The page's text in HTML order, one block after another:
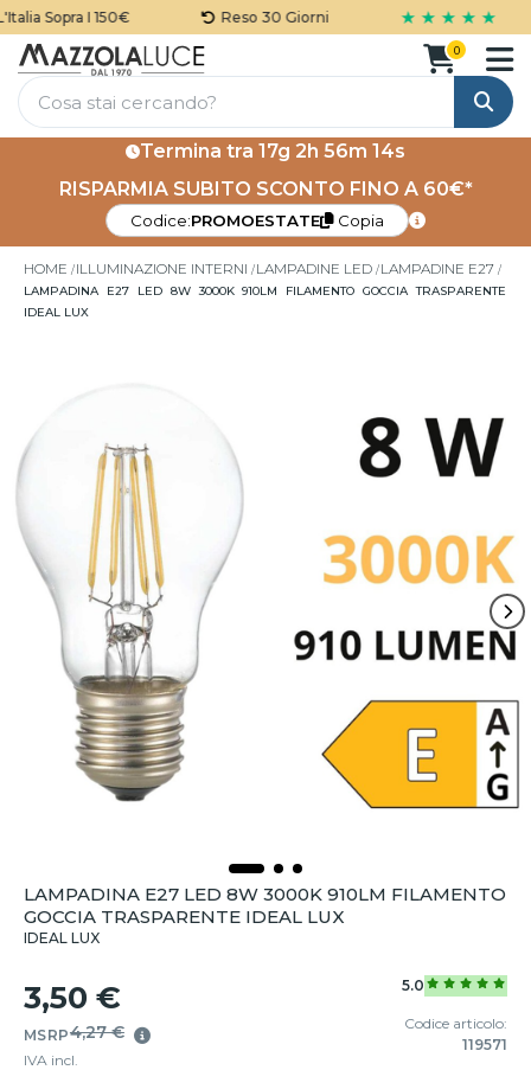
Sopra I 150€ Reso 30 Giorni ★ ★ ★ ★ ★
Cerca
0
Termina tra 17g 2h 56m 14s
RISPARMIA SUBITO SCONTO FINO A 60€*
Codice:PROMOESTATE Copia
HOME ILLUMINAZIONE INTERNI LAMPADINE LED LAMPADINE E27
LAMPADINA E27 LED 8W 3000K 910LM FILAMENTO GOCCIA TRASPARENTE
IDEAL LUX
LAMPADINA E27 LED 8W 3000K 910LM FILAMENTO
GOCCIA TRASPARENTE IDEAL LUX
IDEAL LUX
3,50 €
MSRP4,27 €
IVA incl.
5.0
Codice articolo:
119571